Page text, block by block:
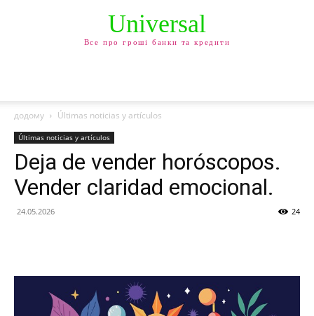
Universal
Все про гроші банки та кредити
додому Últimas noticias y artículos
Últimas noticias y artículos
Deja de vender horóscopos.
Vender claridad emocional.
24.05.2026 24